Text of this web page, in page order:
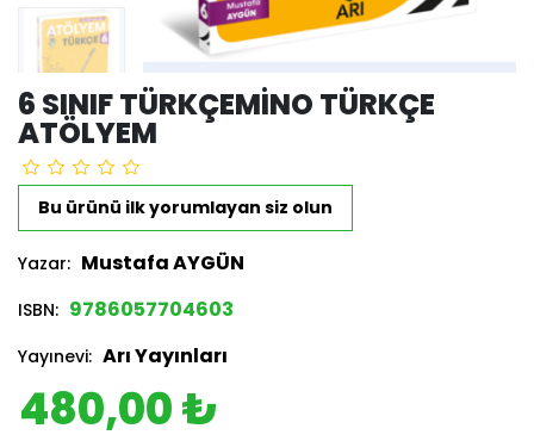
6 SINIF TÜRKÇEMINO TÜRKÇE
ATÖLYEM
Bu ürünü ilk yorumlayan siz olun
Yazar: Mustafa AYGÜN
ISBN: 9786057704603
Yayınevi: Arı Yayınları
480,00 ₺